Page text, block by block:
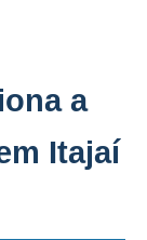
a
Itajaí